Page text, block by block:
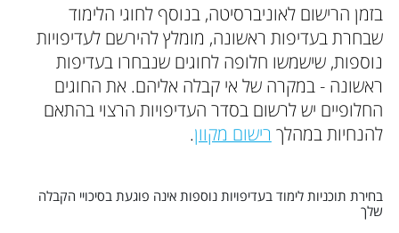
בזמן הרישום לאוניברסיטה, בנוסף לחוגי הלימוד
שבחרת בעדיפות ראשונה, מומלץ להירשם לעדיפויות
נוספות, שישמשו חלופה לחוגים שנבחרו בעדיפות
ראשונה - במקרה של אי קבלה אליהם. את החוגים
החלופיים יש לרשום בסדר העדיפויות הרצוי בהתאם
להנחיות במהלך רישום מקוון.
בחירת תוכניות לימוד בעדיפויות נוספות אינה פוגעת בסיכויי הקבלה
שלך